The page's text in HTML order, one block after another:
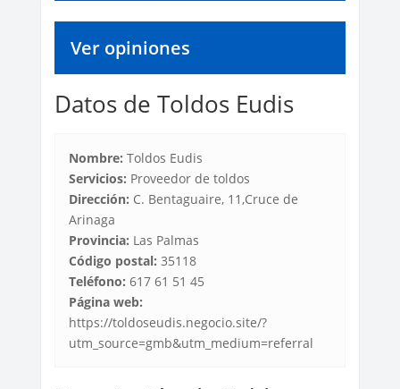
Ver opiniones
Datos de Toldos Eudis
Nombre: Toldos Eudis
Servicios: Proveedor de toldos
Dirección: C. Bentaguaire, 11,Cruce de
Arinaga
Provincia: Las Palmas
Código postal: 35118
Teléfono: 617 61 51 45
Página web:
https://toldoseudis.negocio.site/?
utm_source=gmb&utm_medium=referral